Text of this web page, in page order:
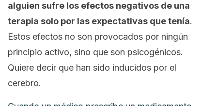
alguien sufre los efectos negativos de una
terapia solo por las expectativas que tenía.
Estos efectos no son provocados por ningún
principio activo, sino que son psicogénicos.
Quiere decir que han sido inducidos por el
cerebro.